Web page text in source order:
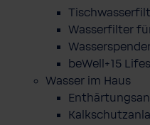
Wasserfilter
beWell+15
Wasser im Haus